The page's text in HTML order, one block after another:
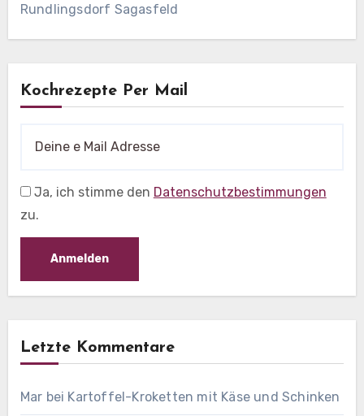
Rundlingsdorf Sagasfeld
Kochrezepte Per Mail
Ja, ich stimme den Datenschutzbestimmungen
zu.
Letzte Kommentare
Mar bei Kartoffel-Kroketten mit Käse und Schinken